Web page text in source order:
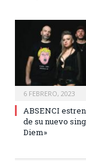
6 FEBRERO, 2023
ABSENCI
de su nuevo
Diem»